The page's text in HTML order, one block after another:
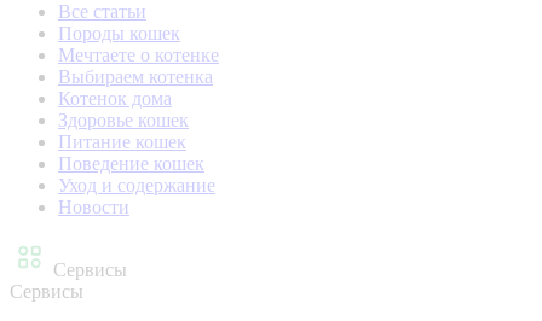
Все статьи
Породы кошек
Мечтаете о котенке
Выбираем котенка
Котенок дома
Здоровье кошек
Питание кошек
Поведение кошек
Уход и содержание
Новости
Сервисы
Сервисы